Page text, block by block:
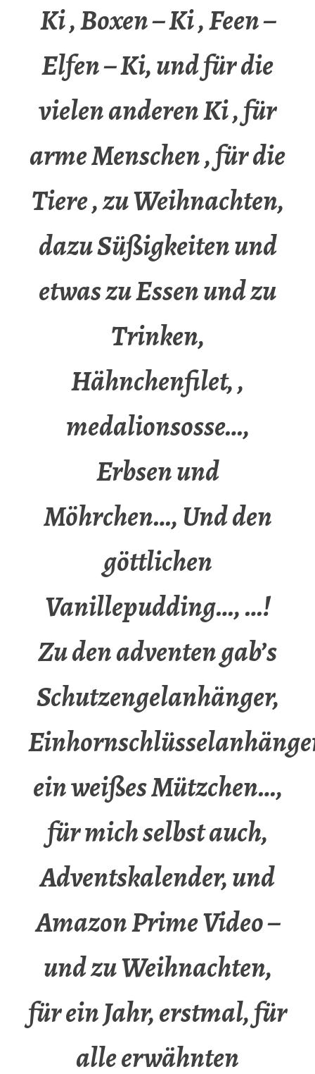
Ki , Boxen – Ki , Feen –
Elfen – Ki, und für die
vielen anderen Ki , für
arme Menschen , für die
Tiere , zu Weihnachten,
dazu Süßigkeiten und
etwas zu Essen und zu
Trinken,
Hähnchenfilet, ,
medalionsosse…,
Erbsen und
Möhrchen…, Und den
göttlichen
Vanillepudding…, …!
Zu den adventen gab’s
Schutzengelanhänger,
ein weißes Mützchen…,
für mich selbst auch,
Adventskalender, und
Amazon Prime Video –
und zu Weihnachten,
für ein Jahr, erstmal, für
alle erwähnten